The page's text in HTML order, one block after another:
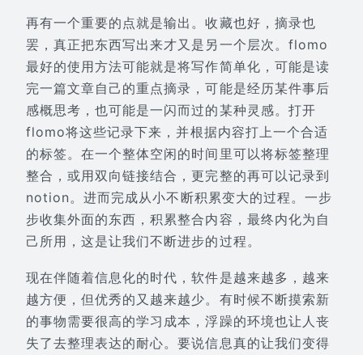
再有一个重要的点就是输出。收藏也好，摘录也
罢，真正把东西写出来才又是另一个层次。flomo
最好的使用方法可能就是将写作简单化，可能是读
完一篇文章自己的重点摘录，可能是经历某件事后
感概思考，也可能是一闪而过的某种灵感。打开
flomo将这些记录下来，并根据内容打上一个合适
的标签。在一个整体空闲的时间里可以将标签整理
整合，或用双向链接结合，更完整的再可以记录到
notion。进而完成从小不断积累变大的过程。一步
步收集外面的东西，积累整合内容，最终内化为自
己所用，这是让我们不断进步的过程。
现在伴随着信息化的时代，软件是越来越多，越来
越方便，但优秀的又越来越少。有时候不断摸索新
的事物需要很高的学习成本，浮躁的环境也让人丧
失了去整理表达的耐心。要说信息真的让我们变得